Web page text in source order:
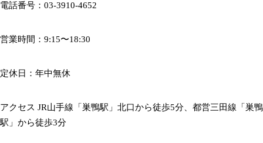
電話番号：03-3910-4652
営業時間：9:15〜18:30
定休日：年中無休
アクセス JR山手線「巣鴨駅」北口から徒歩5分、都営三田線「巣鴨
駅」から徒歩3分